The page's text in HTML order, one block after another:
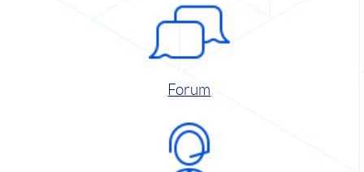
Forum